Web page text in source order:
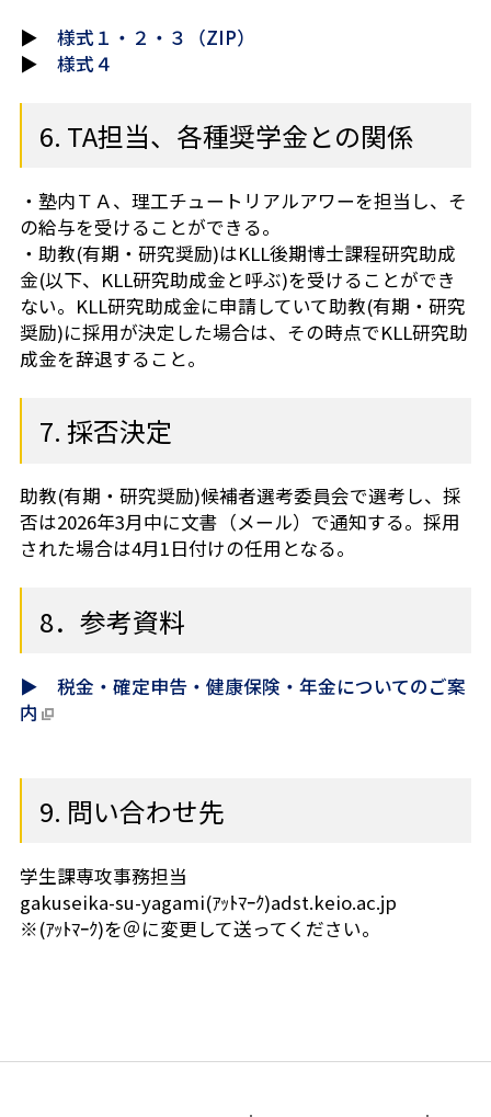
▶ 様式１・２・３（ZIP）
▶ 様式４
6. TA担当、各種奨学金との関係
・塾内ＴＡ、理工チュートリアルアワーを担当し、そ
の給与を受けることができる。
・助教(有期・研究奨励)はKLL後期博士課程研究助成
金(以下、KLL研究助成金と呼ぶ)を受けることができ
ない。KLL研究助成金に申請していて助教(有期・研究
奨励)に採用が決定した場合は、その時点でKLL研究助
成金を辞退すること。
7. 採否決定
助教(有期・研究奨励)候補者選考委員会で選考し、採
否は2026年3月中に文書（メール）で通知する。採用
された場合は4月1日付けの任用となる。
8．参考資料
▶ 税金・確定申告・健康保険・年金についてのご案
内
9. 問い合わせ先
学生課専攻事務担当
gakuseika-su-yagami(ｱｯﾄﾏｰｸ)adst.keio.ac.jp
※(ｱｯﾄﾏｰｸ)を＠に変更して送ってください。